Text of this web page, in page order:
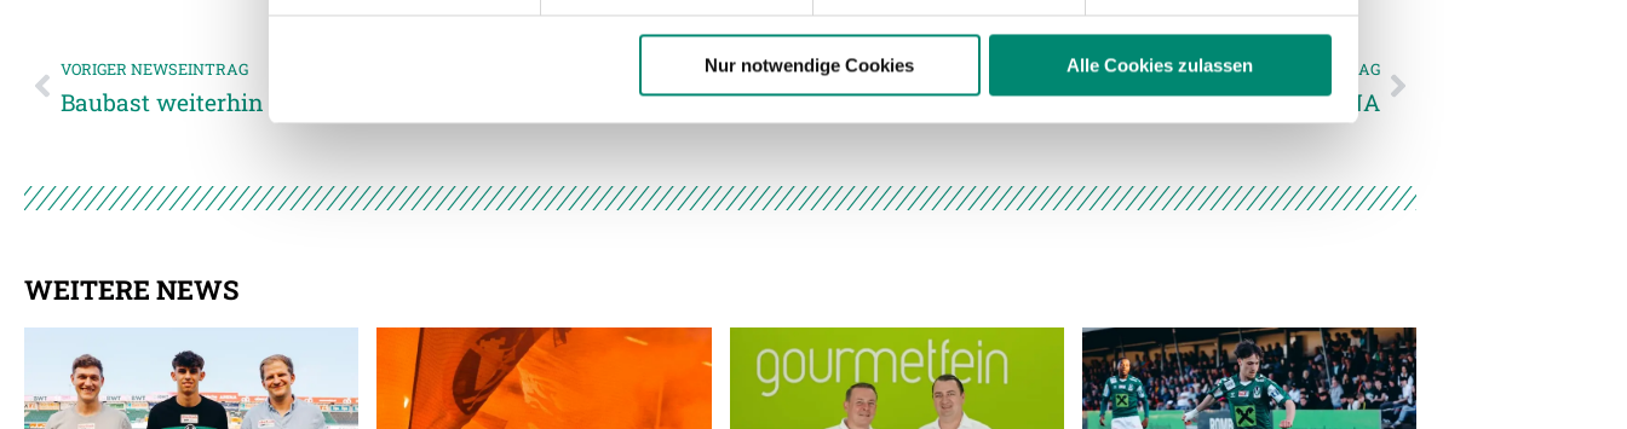
Nur notwendige Cookies Alle Cookies zulassen
VORIGER NEWSEINTRAG
Baubast weiterhin Sponsor der SV Guntamatic Ried
NÄCHSTER NEWSEINTRAG
Zuschauer-Rückkehr in die josko ARENA
WEITERE NEWS